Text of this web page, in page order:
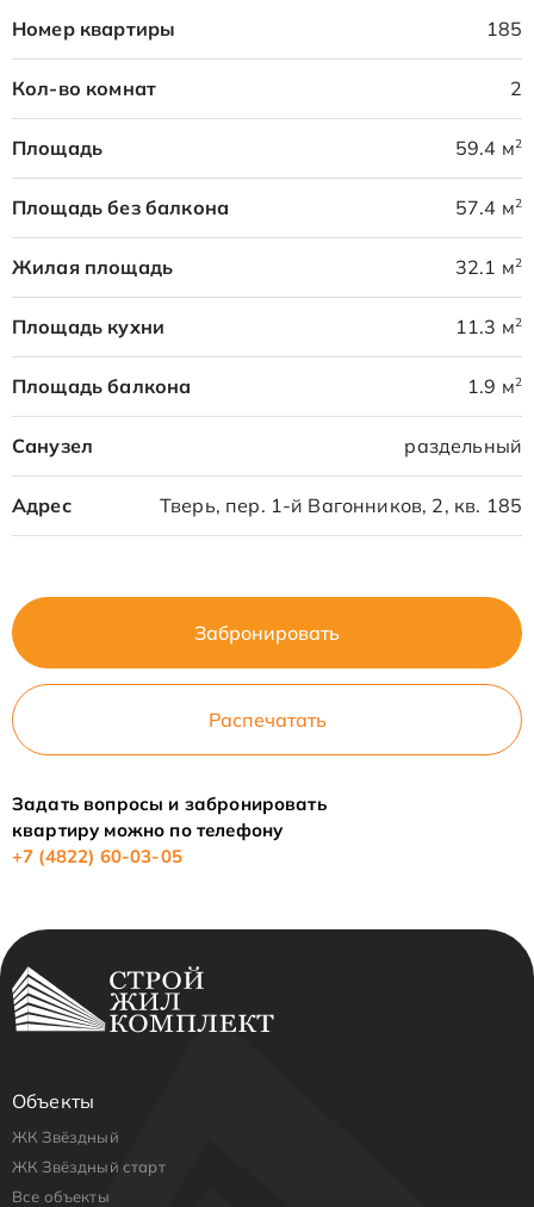
Номер квартиры 185
Кол-во комнат 2
Площадь 59.4 м2
Площадь без балкона 57.4 м2
Жилая площадь 32.1 м2
Площадь кухни 11.3 м2
Площадь балкона 1.9 м2
Санузел раздельный
Адрес Тверь, пер. 1-й Вагонников, 2, кв. 185
Забронировать
Распечатать
Задать вопросы и забронировать
квартиру можно по телефону
+7 (4822) 60-03-05
Объекты
ЖК Звёздный
ЖК Звёздный старт
Все объекты